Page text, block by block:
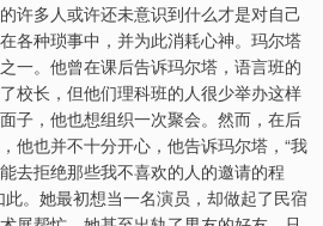
许多人或许还未意识到什么才是对自己
各种琐事中，并为此消耗心神。玛尔塔
一。他曾在课后告诉玛尔塔，语言班的
校长，但他们理科班的人很少举办这样
子，他也想组织一次聚会。然而，在后
他也并不十分开心，他告诉玛尔塔，“我
去拒绝那些我不喜欢的人的邀请的程
。她最初想当一名演员，却做起了民宿